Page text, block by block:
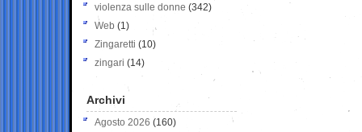
violenza sulle donne (342)
Web (1)
Zingaretti (10)
zingari (14)
Archivi
Agosto 2026 (160)